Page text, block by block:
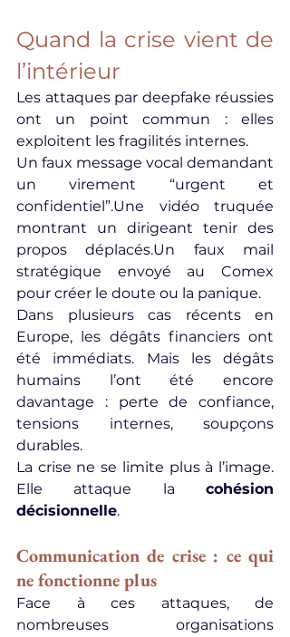
Quand la crise vient de
l’intérieur
Les attaques par deepfake réussies
ont un point commun : elles
exploitent les fragilités internes.
Un faux message vocal demandant
un virement “urgent et
confidentiel”.Une vidéo truquée
montrant un dirigeant tenir des
propos déplacés.Un faux mail
stratégique envoyé au Comex
pour créer le doute ou la panique.
Dans plusieurs cas récents en
Europe, les dégâts financiers ont
été immédiats. Mais les dégâts
humains l’ont été encore
davantage : perte de confiance,
tensions internes, soupçons
durables.
La crise ne se limite plus à l’image.
Elle attaque la cohésion
décisionnelle.
Communication de crise : ce qui
ne fonctionne plus
Face à ces attaques, de
nombreuses organisations